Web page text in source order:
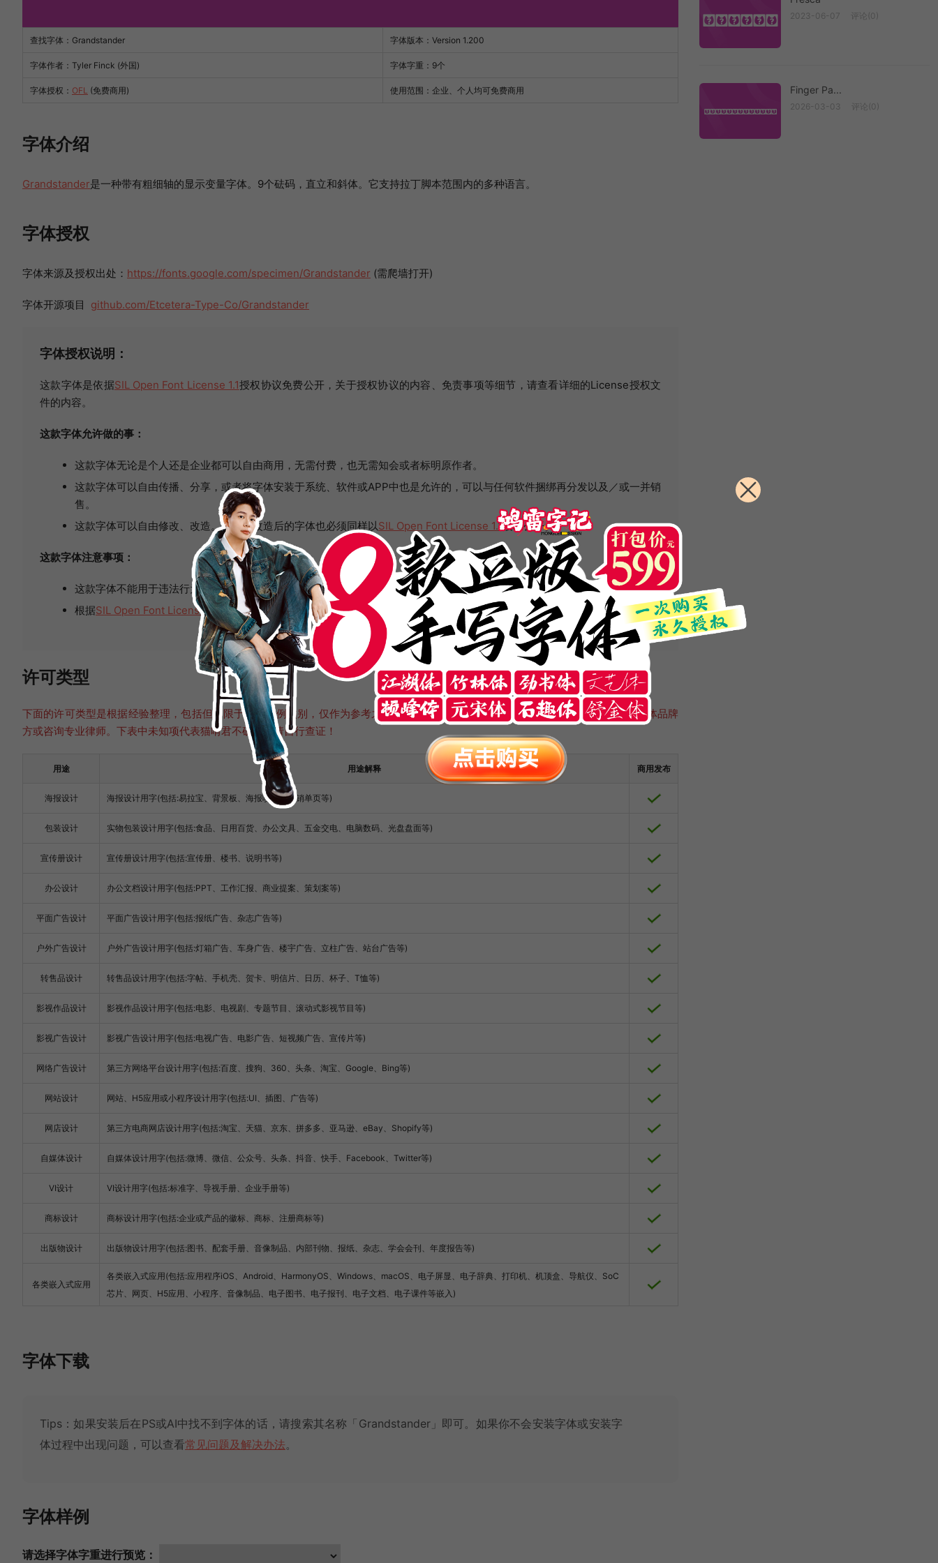
查找字体： Grandstander 字体版本：Version 1.200
字体作者：Tyler Finck (外国) 字体字重：9个
字体授权： OFL (免费商用) 使用范围：企业、个人均可免费商用
字体介绍
Grandstander是一种带有粗细轴的显示变量字体。9个砝码，直立和斜体。它支持拉丁脚本范围内的多种语言。
字体授权
字体来源及授权出处： https://fonts.google.com/specimen/Grandstander (需爬墙打开)
字体开源项目 github.com/Etcetera-Type-Co/Grandstander
字体授权说明：
这款字体是依据SIL Open Font License 1.1授权协议免费公开，关于授权协议的内容、免责事项等细节，请查看详细的License授权文
件的内容。
这款字体允许做的事：
这款字体无论是个人还是企业都可以自由商用，无需付费，也无需知会或者标明原作者。
这款字体可以自由传播、分享，或者将字体安装于系统、软件或APP中也是允许的，可以与任何软件捆绑再分发以及／或一并销
售。
这款字体可以自由修改、改造。修改或改造后的字体也必须同样以SIL Open Font License 1.1授权公开。
这款字体注意事项：
这款字体不能用于违法行为，如因使用这款字体产生纠纷或法律诉讼，作者不承担任何责任。
根据SIL Open Font License 1.1的规定，禁止单独出售字体文件(OTF/TTF文件)的行为。
许可类型
下面的许可类型是根据经验整理，包括但不限于以下举例类别，仅作为参考之用，并不代表法律建议。如有疑问或异议，请自行咨询字体品牌
方或咨询专业律师。下表中未知项代表猫啃君不确定，请自行查证！
用途 用途解释 商用发布
海报设计 海报设计用字(包括:易拉宝、背景板、海报喷绘、促销单页等)
包装设计 实物包装设计用字(包括:食品、日用百货、办公文具、五金交电、电脑数码、光盘盘面等)
宣传册设计 宣传册设计用字(包括:宣传册、楼书、说明书等)
办公设计 办公文档设计用字(包括:PPT、工作汇报、商业提案、策划案等)
平面广告设计 平面广告设计用字(包括:报纸广告、杂志广告等)
户外广告设计 户外广告设计用字(包括:灯箱广告、车身广告、楼宇广告、立柱广告、站台广告等)
转售品设计 转售品设计用字(包括:字帖、手机壳、贺卡、明信片、日历、杯子、T恤等)
影视作品设计 影视作品设计用字(包括:电影、电视剧、专题节目、滚动式影视节目等)
影视广告设计 影视广告设计用字(包括:电视广告、电影广告、短视频广告、宣传片等)
网络广告设计 第三方网络平台设计用字(包括:百度、搜狗、360、头条、淘宝、Google、Bing等)
网站设计 网站、H5应用或小程序设计用字(包括:UI、插图、广告等)
网店设计 第三方电商网店设计用字(包括:淘宝、天猫、京东、拼多多、亚马逊、eBay、Shopify等)
自媒体设计 自媒体设计用字(包括:微博、微信、公众号、头条、抖音、快手、Facebook、Twitter等)
VI设计 VI设计用字(包括:标准字、导视手册、企业手册等)
商标设计 商标设计用字(包括:企业或产品的徽标、商标、注册商标等)
出版物设计 出版物设计用字(包括:图书、配套手册、音像制品、内部刊物、报纸、杂志、学会会刊、年度报告等)
各类嵌入式应用
各类嵌入式应用(包括:应用程序iOS、Android、HarmonyOS、Windows、macOS、电子屏显、电子辞典、打印机、机顶盒、导航仪、SoC
芯片、网页、H5应用、小程序、音像制品、电子图书、电子报刊、电子文档、电子课件等嵌入)
字体下载
Tips：如果安装后在PS或AI中找不到字体的话，请搜索其名称「Grandstander」即可。如果你不会安装字体或安装字
体过程中出现问题，可以查看常见问题及解决办法。
字体样例
请选择字体字重进行预览：
Fresca 2023-06-07 评论(0)
Finger Pai...
Finger Pa...
2026-03-03 评论(0)